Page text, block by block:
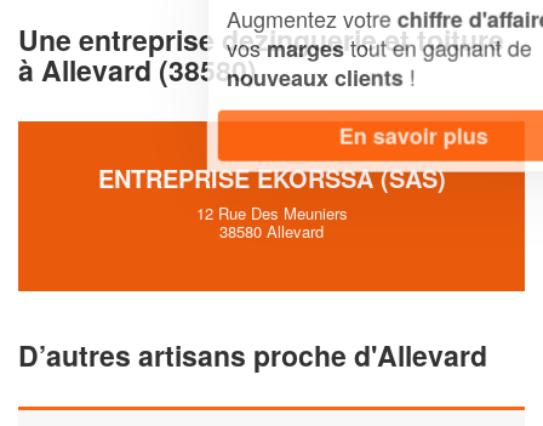
Une entreprise dezinguerie et toiture
à Allevard (38580)
ENTREPRISE EKORSSA (SAS)
12 Rue Des Meuniers
38580 Allevard
D’autres artisans proche d'Allevard
Augmentez votrechiffre d'affaireset
vosmargestout en gagnant de
nouveaux clients!
En savoir plus